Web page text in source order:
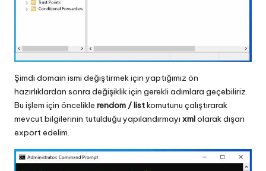
Şimdi domain ismi değiştirmek için yaptığımız ön
hazırlıklardan sonra değişiklik için gerekli adımlara geçebiliriz.
Bu işlem için öncelikle rendom / listkomutunu çalıştırarak
mevcut bilgilerinin tutulduğu yapılandırmayı xmlolarak dışarı
export edelim.